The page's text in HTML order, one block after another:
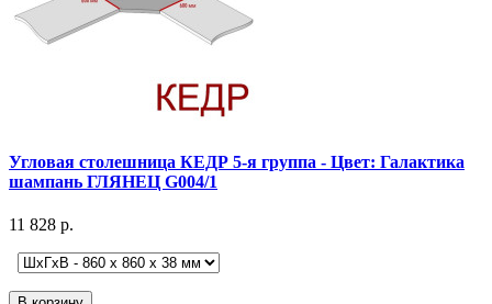
Угловая столешница КЕДР 5-я группа - Цвет: Галактика
шампань ГЛЯНЕЦ G004/1
11 828 р.